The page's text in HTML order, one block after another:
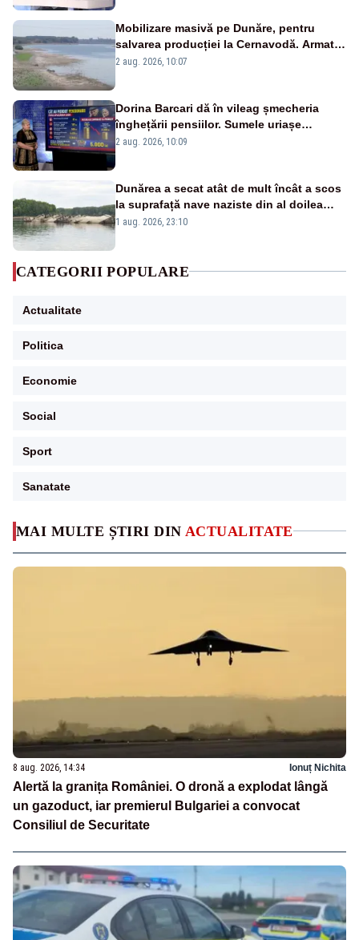
MAI MULTE ȘTIRI DIN ACTUALITATE
8 aug. 2026, 14:34 Ionuț Nichita
Alertă la granița României. O dronă a explodat lângă
un gazoduct, iar premierul Bulgariei a convocat
Consiliul de Securitate
Mobilizare masivă pe Dunăre, pentru
salvarea producției la Cernavodă. Armata
va detona o stâncă și va devia apa
2 aug. 2026, 10:07
Dorina Barcari dă în vileag șmecheria
înghețării pensiilor. Sumele uriașe
pierdute de fiecare român
2 aug. 2026, 10:09
Dunărea a secat atât de mult încât a scos
la suprafață nave naziste din al doilea
război mondial
1 aug. 2026, 23:10
CATEGORII POPULARE
Actualitate
Politica
Economie
Social
Sport
Sanatate